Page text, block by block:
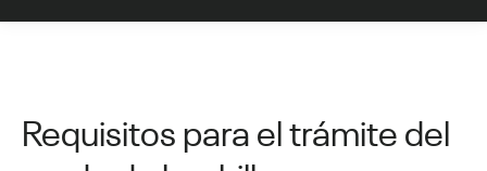
Requisitos para el trámite del